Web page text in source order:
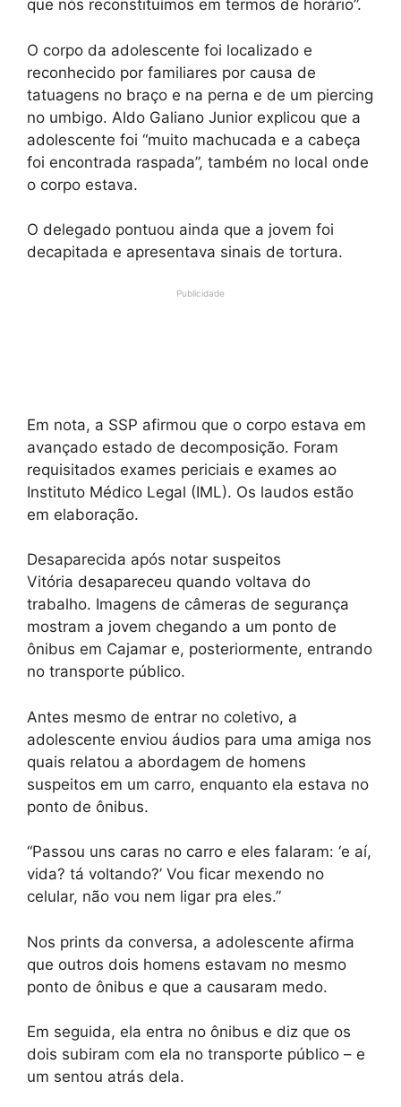
que nós reconstituímos em termos de horário”.
O corpo da adolescente foi localizado e
reconhecido por familiares por causa de
tatuagens no braço e na perna e de um piercing
no umbigo. Aldo Galiano Junior explicou que a
adolescente foi “muito machucada e a cabeça
foi encontrada raspada”, também no local onde
o corpo estava.
O delegado pontuou ainda que a jovem foi
decapitada e apresentava sinais de tortura.
Publicidade
Em nota, a SSP afirmou que o corpo estava em
avançado estado de decomposição. Foram
requisitados exames periciais e exames ao
Instituto Médico Legal (IML). Os laudos estão
em elaboração.
Desaparecida após notar suspeitos
Vitória desapareceu quando voltava do
trabalho. Imagens de câmeras de segurança
mostram a jovem chegando a um ponto de
ônibus em Cajamar e, posteriormente, entrando
no transporte público.
Antes mesmo de entrar no coletivo, a
adolescente enviou áudios para uma amiga nos
quais relatou a abordagem de homens
suspeitos em um carro, enquanto ela estava no
ponto de ônibus.
“Passou uns caras no carro e eles falaram: ‘e aí,
vida? tá voltando?’ Vou ficar mexendo no
celular, não vou nem ligar pra eles.”
Nos prints da conversa, a adolescente afirma
que outros dois homens estavam no mesmo
ponto de ônibus e que a causaram medo.
Em seguida, ela entra no ônibus e diz que os
dois subiram com ela no transporte público – e
um sentou atrás dela.